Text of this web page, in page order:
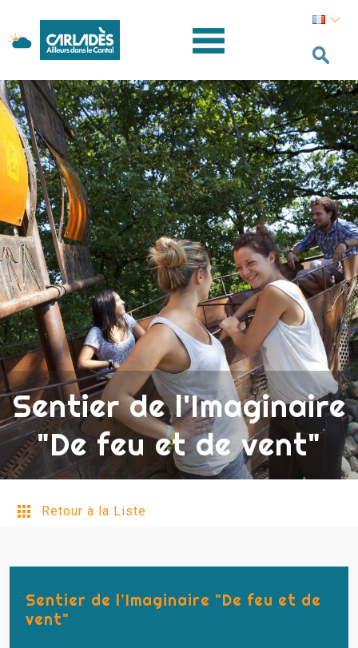
Sentier de l'Imaginaire
"De feu et de vent"
Retour à la Liste
Sentier de l'Imaginaire "De feu et de
vent"